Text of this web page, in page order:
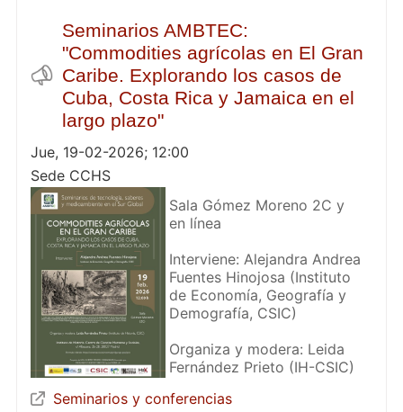
Seminarios AMBTEC:
"Commodities agrícolas en El Gran
Caribe. Explorando los casos de
Cuba, Costa Rica y Jamaica en el
largo plazo"
Jue, 19-02-2026; 12:00
Sede CCHS
Sala Gómez Moreno 2C y
en línea
Interviene: Alejandra Andrea
Fuentes Hinojosa (Instituto
de Economía, Geografía y
Demografía, CSIC)
Organiza y modera: Leida
Fernández Prieto (IH-CSIC)
Seminarios y conferencias